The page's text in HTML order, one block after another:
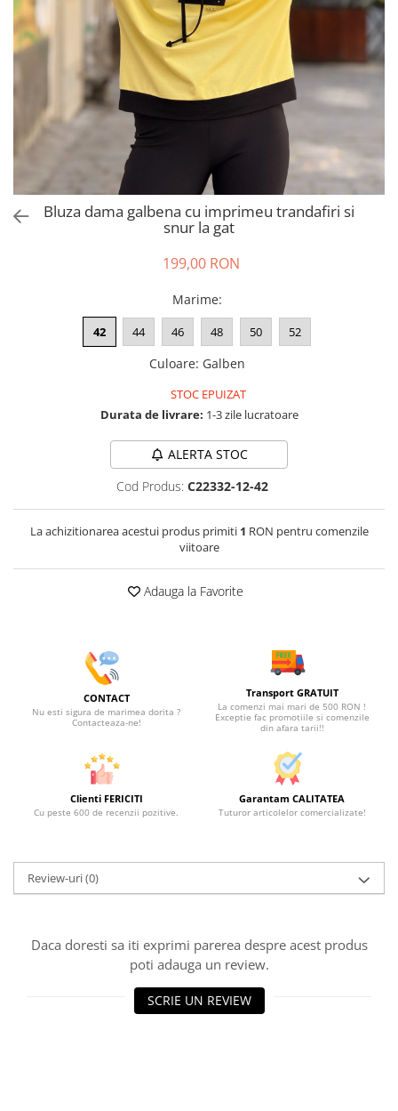
Tricouri si topuri
Rochii de eveniment
Bluza dama galbena cu imprimeu trandafiri si
snur la gat
199,00 RON
Marime:
42 44 46 48 50 52
Culoare: Galben
STOC EPUIZAT
Durata de livrare: 1-3 zile lucratoare
ALERTA STOC
Cod Produs: C22332-12-42
La achizitionarea acestui produs primiti 1 RON pentru comenzile
viitoare
Adauga la Favorite
CONTACT
Nu esti sigura de marimea dorita ?
Contacteaza-ne!
Transport GRATUIT
La comenzi mai mari de 500 RON !
Exceptie fac promotiile si comenzile
din afara tarii!!
Clienti FERICITI
Cu peste 600 de recenzii pozitive.
Garantam CALITATEA
Tuturor articolelor comercializate!
Review-uri(0)
Daca doresti sa iti exprimi parerea despre acest produs
poti adauga un review.
SCRIE UN REVIEW